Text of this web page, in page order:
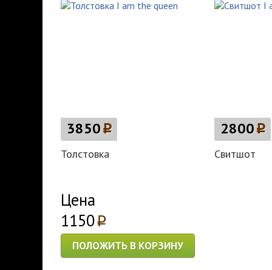
3850p
Толстовка
2800p
Свитшот
Цена
1150p
ПОЛОЖИТЬ В КОРЗИНУ